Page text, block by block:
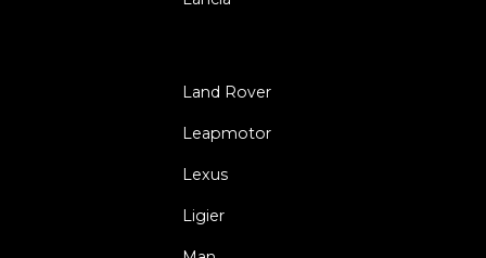
Land Rover
Leapmotor
Lexus
Ligier